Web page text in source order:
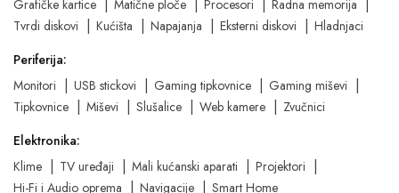
Grafičke kartice
Matične ploče Procesori
Radna memorija
Tvrdi diskovi
Kućišta Napajanja Eksterni diskovi
Hladnjaci
Periferija:
Monitori
USB stickovi Gaming tipkovnice
Gaming miševi
Tipkovnice
Miševi Slušalice Web kamere
Zvučnici
Elektronika:
Klime
TV uređaji Mali kućanski aparati
Projektori
Hi-Fi i Audio oprema
Navigacije Smart Home